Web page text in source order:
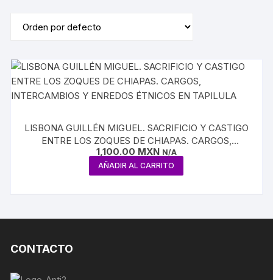
LISBONA GUILLÉN MIGUEL. SACRIFICIO Y CASTIGO
ENTRE LOS ZOQUES DE CHIAPAS. CARGOS,
INTERCAMBIOS Y ENREDOS ÉTNICOS EN TAPILULA
1,100.00 MXN N/A
AÑADIR AL CARRITO
CONTACTO